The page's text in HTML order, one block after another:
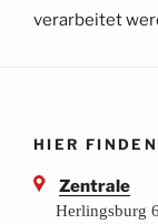
verarbeitet
HIER
Zentrale
Herlingsburg